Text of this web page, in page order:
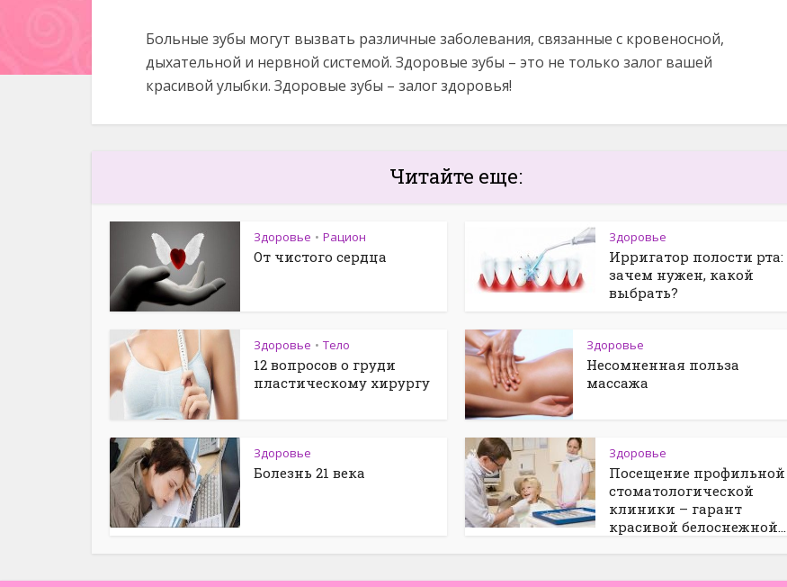
Больные зубы могут вызвать различные заболевания, связанные с кровеносной,
дыхательной и нервной системой. Здоровые зубы – это не только залог вашей
красивой улыбки. Здоровые зубы – залог здоровья!
Читайте еще:
Здоровье • Рацион
От чистого сердца
Здоровье
Ирригатор полости рта:
зачем нужен, какой
выбрать?
Здоровье • Тело
12 вопросов о груди
пластическому хирургу
Здоровье
Несомненная польза
массажа
Здоровье
Болезнь 21 века
Здоровье
Посещение профильной
стоматологической
клиники – гарант
красивой белоснежной...